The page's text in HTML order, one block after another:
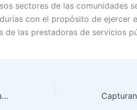
sectores de las comunidades
con el propósito de ejercer
de las prestadoras de servicios
Asesinan a propietario de restaurante en Bogotá por no tener efectivo durante asalto